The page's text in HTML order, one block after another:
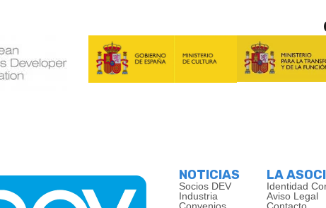
NOTICIAS
Socios DEV
Industria
Convenios
LA
Identidad
Aviso Legal
Contacto